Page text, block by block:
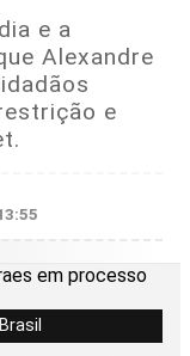
e a
Alexandre
e